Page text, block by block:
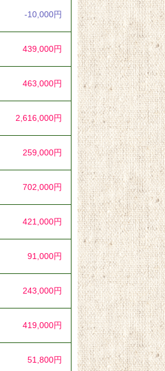
-10,000円
439,000円
463,000円
2,616,000円
259,000円
702,000円
421,000円
91,000円
243,000円
419,000円
51,800円